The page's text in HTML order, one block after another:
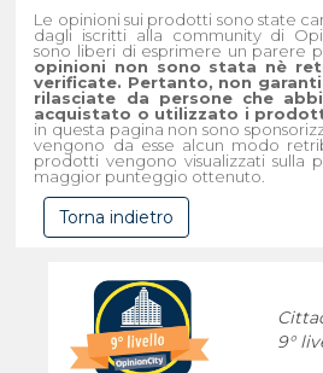
Le opinioni sui prodotti sono state
dagli iscritti alla community di
sono liberi di esprimere un parere
opinioni non sono stata nè
verificate. Pertanto, non
rilasciate da persone che
acquistato o utilizzato i
in questa pagina non sono
vengono da esse alcun modo
prodotti vengono visualizzati sulla
maggior punteggio ottenuto.
Torna indietro
9°